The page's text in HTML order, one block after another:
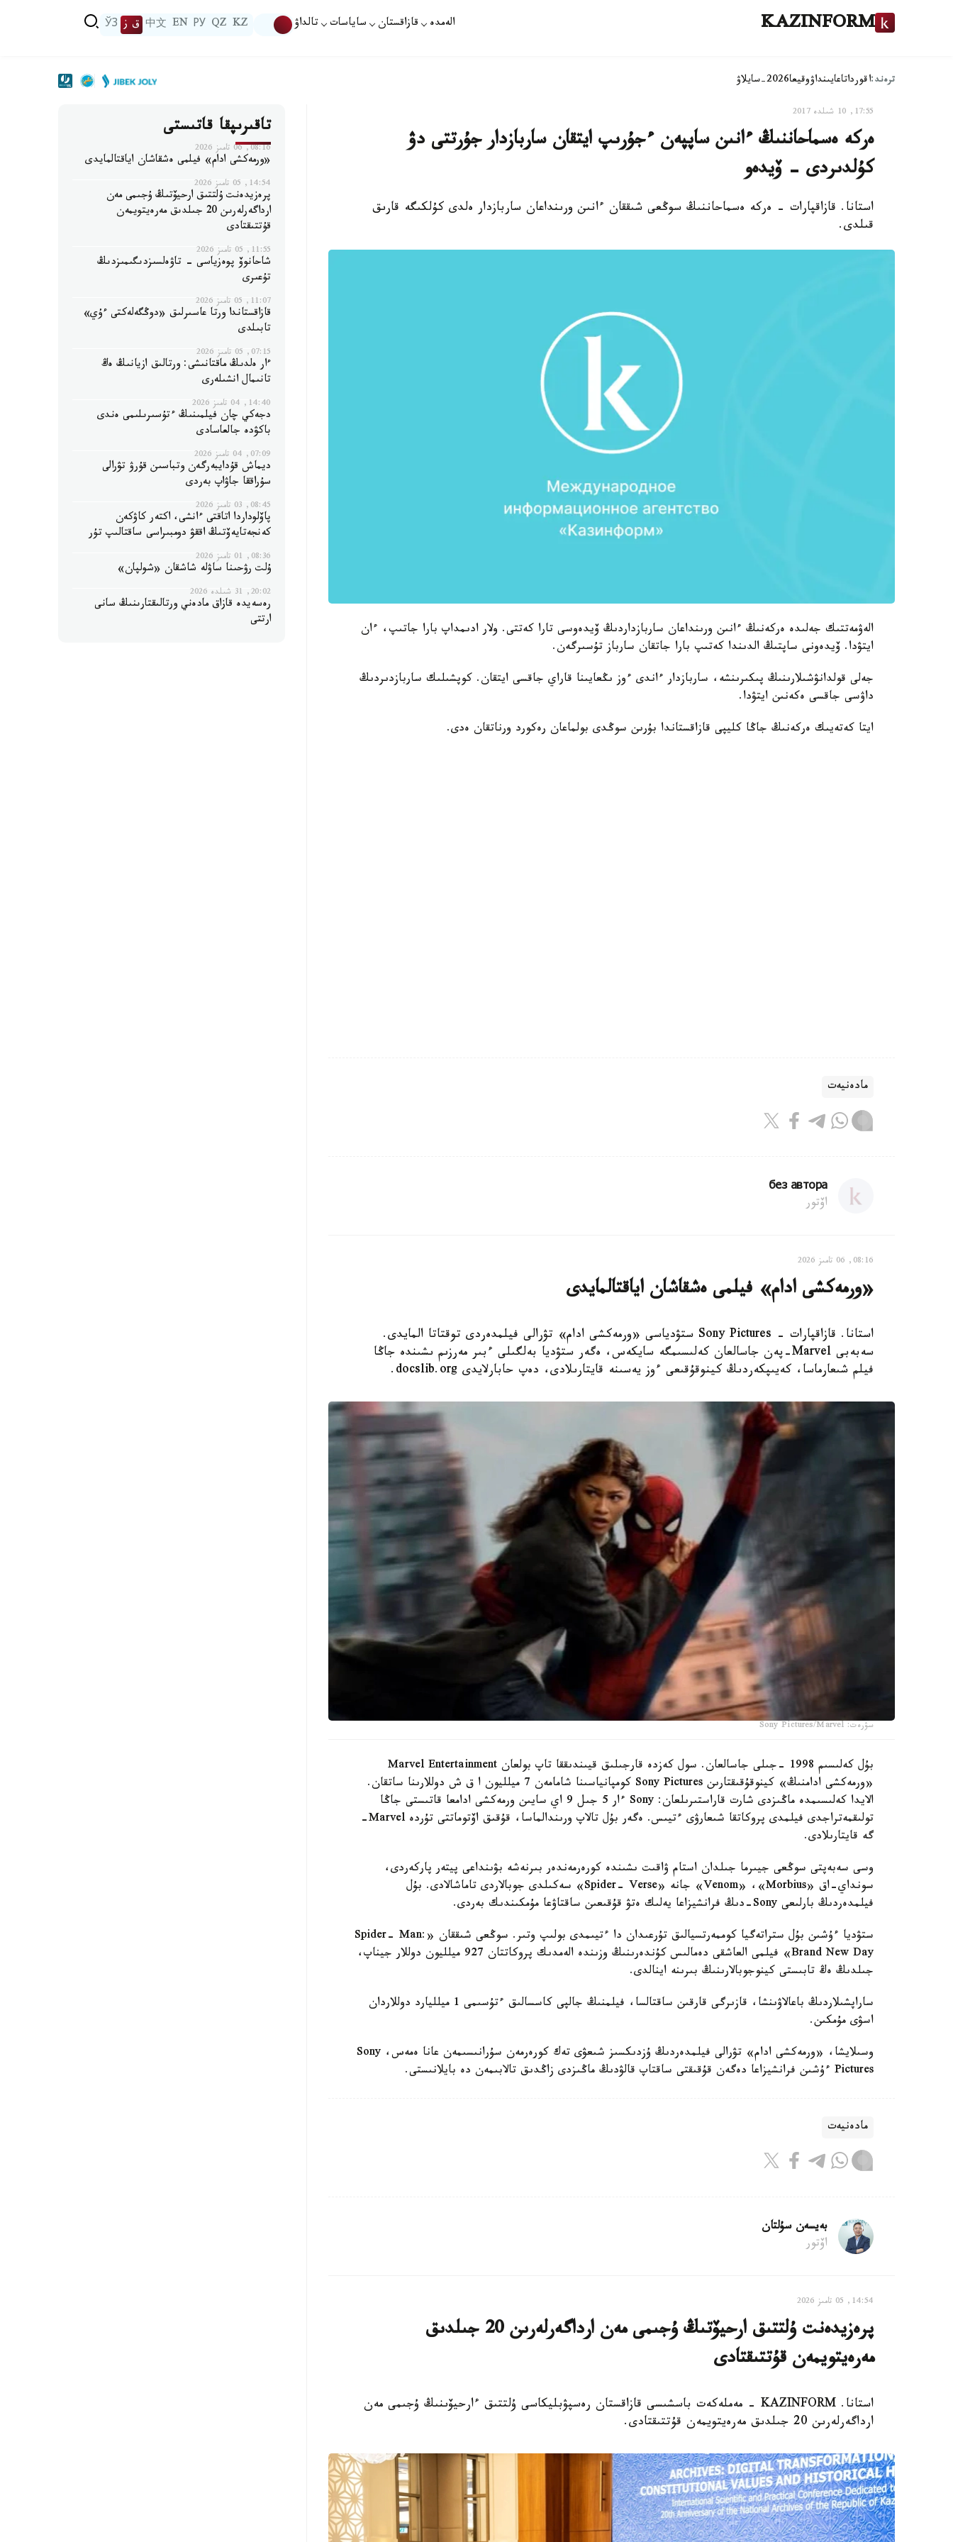
KAZINFORM الەمدە قازاقستان ساياسات تالداۋ KZ
QZ
РУ
EN
中文 ق ز ЎЗ
ترەند:اقورداتاعايىنداۋوقيعا2026-سايلاۋ
17:55, 10 شىلدە 2017
ەركە ەسماحاننىڭ ءانىن ساپپەن ءجۇرىپ ايتقان ساربازدار جۇرتتى دۋ
كۇلدىردى - ۆيدەو
استانا. قازاقپارات - ەركە ەسماحاننىڭ سوڭعى شىققان ءانىن ورىنداعان ساربازدار ەلدى كۇلكىگە قارىق
قىلدى.
الەۋمەتتىك جەلىدە ەركەنىڭ ءانىن ورىنداعان ساربازداردىڭ ۆيدەوسى تارا كەتتى. ولار ادىمداپ بارا جاتىپ، ءان
ايتۋدا. ۆيدەونى ساپتىڭ الدىندا كەتىپ بارا جاتقان سارباز تۇسىرگەن.
جەلى قولدانۋشىلارىنىڭ پىكىرىنشە، ساربازدار ءاندى ءوز ىڭعايىنا قاراي جاقسى ايتقان. كوپشىلىك ساربازدىردىڭ
داۋسى جاقسى ەكەنىن ايتۋدا.
ايتا كەتەيىك ەركەنىڭ جاڭا كليپى قازاقستاندا بۇرىن سوڭدى بولماعان رەكورد ورناتقان ەدى.
مادەنيەت
без автора
اۆتور
08:16, 06 تامىز 2026
«ورمەكشى ادام» فيلمى ەشقاشان اياقتالمايدى
استانا. قازاقپارات - Sony Pictures ستۋدياسى «ورمەكشى ادام» تۋرالى فيلمدەردى توقتاتا المايدى.
سەبەبى Marvel-پەن جاسالعان كەلىسىمگە سايكەس، ەگەر ستۋديا بەلگىلى ءبىر مەرزىم ىشىندە جاڭا
فيلم شىعارماسا، كەيىپكەردىڭ كينوقۇقىعى ءوز يەسىنە قايتارىلادى، دەپ حابارلايدى docslib.org.
سۋرەت: Sony Pictures/Marvel
بۇل كەلىسىم 1998 -جىلى جاسالعان. سول كەزدە قارجىلىق قيىندىققا تاپ بولعان Marvel Entertainment
«ورمەكشى ادامنىڭ» كينوقۇقىقتارىن Sony Pictures كومپانياسىنا شامامەن 7 ميلليون ا ق ش دوللارىنا ساتقان.
الايدا كەلىسىمدە ماڭىزدى شارت قاراستىرىلعان: Sony ءار 5 جىل 9 اي سايىن ورمەكشى ادامعا قاتىستى جاڭا
تولىقمەتراجدى فيلمدى پروكاتقا شىعارۋى ءتيىس. ەگەر بۇل تالاپ ورىندالماسا، قۇقىق اۆتوماتتى تۇردە Marvel-
گە قايتارىلادى.
وسى سەبەپتى سوڭعى جيىرما جىلدان استام ۋاقىت ىشىندە كورەرمەندەر بىرنەشە بۋىنداعى پيتەر پاركەردى،
سونداي-اق «Venom» ،«Morbius» جانە «Spider- Verse» سەكىلدى جوبالاردى تاماشالادى. بۇل
فيلمدەردىڭ بارلىعى Sony-دىڭ فرانشيزاعا يەلىك ەتۋ قۇقىعىن ساقتاۋعا مۇمكىندىك بەردى.
ستۋديا ءۇشىن بۇل ستراتەگيا كوممەرتسيالىق تۇرعىدان دا ءتيىمدى بولىپ وتىر. سوڭعى شىققان «Spider- Man:
Brand New Day» فيلمى العاشقى دەمالىس كۇندەرىنىڭ وزىندە الەمدىك پروكاتتان 927 ميلليون دوللار جيناپ،
جىلدىڭ ەڭ تابىستى كينوجوبالارىنىڭ بىرىنە اينالدى.
ساراپشىلاردىڭ باعالاۋىنشا، قازىرگى قارقىن ساقتالسا، فيلمنىڭ جالپى كاسسالىق ءتۇسىمى 1 ميلليارد دوللاردان
اسۋى مۇمكىن.
وسىلايشا، «ورمەكشى ادام» تۋرالى فيلمدەردىڭ ۇزدىكسىز شىعۋى تەك كورەرمەن سۇرانىسىمەن عانا ەمەس، Sony
Pictures ءۇشىن فرانشيزاعا دەگەن قۇقىقتى ساقتاپ قالۋدىڭ ماڭىزدى زاڭدىق تالابىمەن دە بايلانىستى.
مادەنيەت
بەيسەن سۇلتان
اۆتور
14:54, 05 تامىز 2026
پرەزيدەنت ۇلتتىق ارحيۆتىڭ ۇجىمى مەن ارداگەرلەرىن 20 جىلدىق
مەرەيتويمەن قۇتتىقتادى
استانا. KAZINFORM - مەملەكەت باسشىسى قازاقستان رەسپۋبليكاسى ۇلتتىق ءارحيۆىنىڭ ۇجىمى مەن
ارداگەرلەرىن 20 جىلدىق مەرەيتويمەن قۇتتىقتادى.
تاقىرىپقا قاتىستى
08:16, 06 تامىز 2026
«ورمەكشى ادام» فيلمى ەشقاشان اياقتالمايدى
14:54, 05 تامىز 2026
پرەزيدەنت ۇلتتىق ارحيۆتىڭ ۇجىمى مەن
ارداگەرلەرىن 20 جىلدىق مەرەيتويمەن
قۇتتىقتادى
11:55, 05 تامىز 2026
شاحانوۆ پوەزياسى - تاۋەلسىزدىگىمىزدىڭ
تۇعىرى
11:07, 05 تامىز 2026
قازاقستاندا ورتا عاسىرلىق «دوڭگەلەكتى ءۇي»
تابىلدى
07:15, 05 تامىز 2026
ءار ەلدىڭ ماقتانىشى: ورتالىق ازيانىڭ ەڭ
تانىمال انشىلەرى
14:40, 04 تامىز 2026
دجەكي چان فيلمىنىڭ ءتۇسىرىلىمى ەندى
باكۋدە جالعاسادى
07:09, 04 تامىز 2026
ديماش قۇدايبەرگەن وتباسىن قۇرۋ تۋرالى
سۇراققا جاۋاپ بەردى
08:45, 03 تامىز 2026
پاۆلوداردا اتاقتى ءانشى، اكتەر كاۋكەن
كەنجەتايەۆتىڭ اققۋ دومبىراسى ساقتالىپ تۇر
08:36, 01 تامىز 2026
ۇلت رۋحىنا ساۋلە شاشقان «شولپان»
20:02, 31 شىلدە 2026
رەسەيدە قازاق مادەني ورتالىقتارىنىڭ سانى
ارتتى